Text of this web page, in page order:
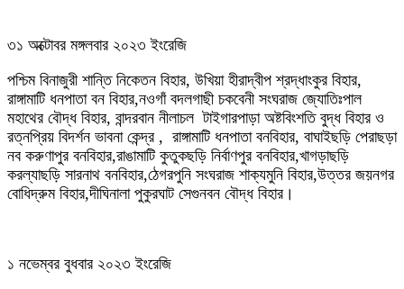
৩১ অক্টোবর মঙ্গলবার ২০২৩ ইংরেজি
পশ্চিম বিনাজুরী শান্তি নিকেতন বিহার, উখিয়া হীরাদ্বীপ শ্রদ্ধাংকুর বিহার,
রাঙ্গামাটি ধনপাতা বন বিহার,নওগাঁ বদলগাছী চকবেনী সংঘরাজ জ্যোতিঃপাল
মহাথের বৌদ্ধ বিহার, বান্দরবান নীলাচল টাইগারপাড়া অষ্টবিংশতি বুদ্ধ বিহার ও
রত্নপ্রিয় বিদর্শন ভাবনা কেন্দ্র , রাঙ্গামাটি ধনপাতা বনবিহার, বাঘাইছড়ি পেরাছড়া
নব করুণাপুর বনবিহার,রাঙামাটি কুতুকছড়ি নির্বাণপুর বনবিহার,খাগড়াছড়ি
করল্যাছড়ি সারনাথ বনবিহার,ঠেগরপুনি সংঘরাজ শাক্যমুনি বিহার,উত্তর জয়নগর
বোধিদ্রুম বিহার,দীঘিনালা পুকুরঘাট সেগুনবন বৌদ্ধ বিহার।
১ নভেম্বর বুধবার ২০২৩ ইংরেজি